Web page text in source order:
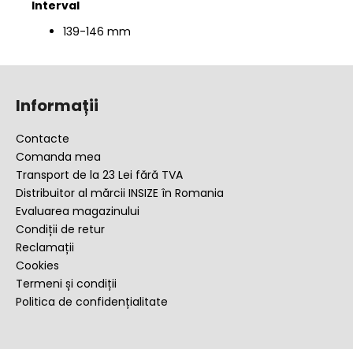
Interval
139-146 mm
Informații
Contacte
Comanda mea
Transport de la 23 Lei fără TVA
Distribuitor al mărcii INSIZE în Romania
Evaluarea magazinului
Condiții de retur
Reclamații
Cookies
Termeni și condiții
Politica de confidențialitate